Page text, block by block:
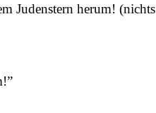
Judenstern herum! (nichts